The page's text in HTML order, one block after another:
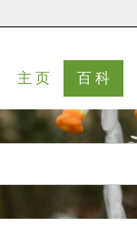
主 页(current)
百 科